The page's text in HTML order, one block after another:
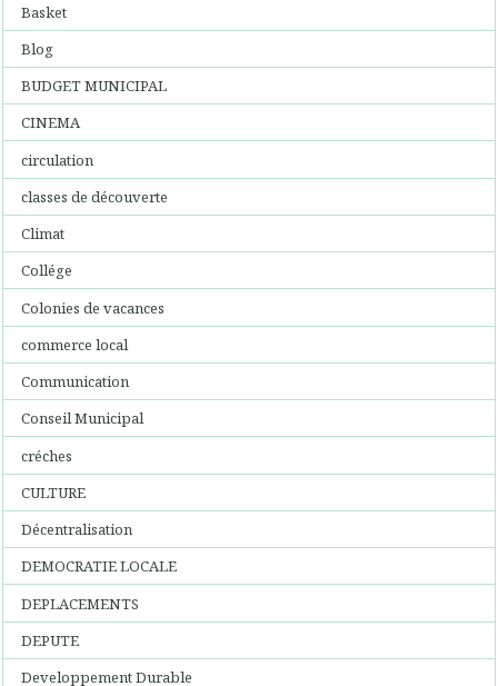
Basket
Blog
BUDGET MUNICIPAL
CINEMA
circulation
classes de découverte
Climat
Collége
Colonies de vacances
commerce local
Communication
Conseil Municipal
créches
CULTURE
Décentralisation
DEMOCRATIE LOCALE
DEPLACEMENTS
DEPUTE
Developpement Durable